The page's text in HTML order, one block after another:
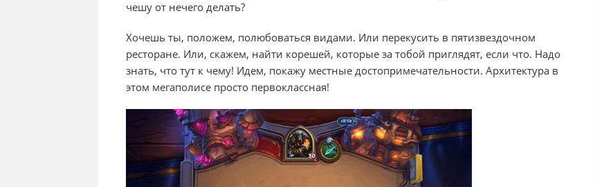
чешу от нечего делать?
Хочешь ты, положем, полюбоваться видами. Или перекусить в пятизвездочном
ресторане. Или, скажем, найти корешей, которые за тобой приглядят, если что. Надо
знать, что тут к чему! Идем, покажу местные достопримечательности. Архитектура в
этом мегаполисе просто первоклассная!